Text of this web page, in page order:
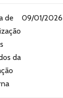
de
da
09/01/2026